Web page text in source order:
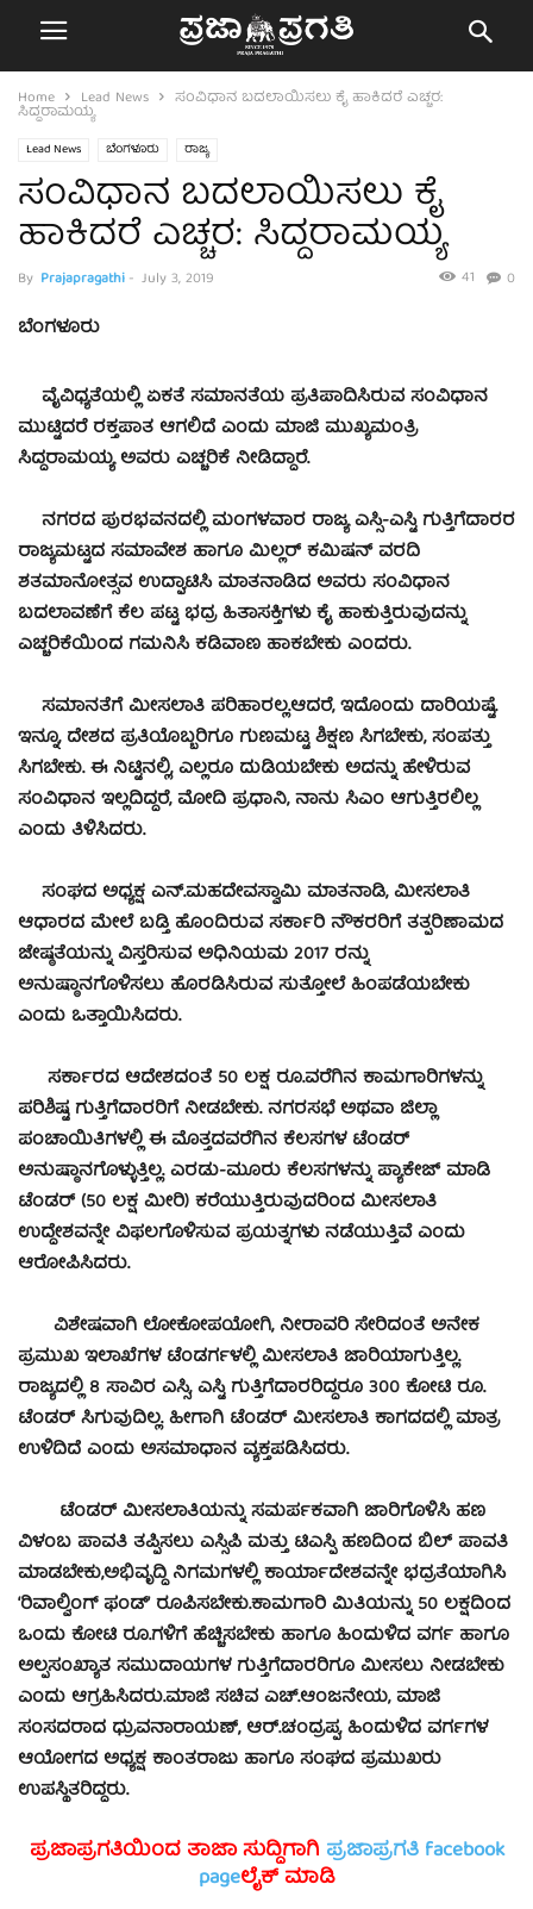
Home Lead News ಸಂವಿಧಾನ ಬದಲಾಯಿಸಲು ಕೈ ಹಾಕಿದರೆ ಎಚ್ಚರ:
ಸಿದ್ದರಾಮಯ್ಯ
Lead News ಬೆಂಗಳೂರು ರಾಜ್ಯ
ಸಂವಿಧಾನ ಬದಲಾಯಿಸಲು ಕೈ
ಹಾಕಿದರೆ ಎಚ್ಚರ: ಸಿದ್ದರಾಮಯ್ಯ
By Prajapragathi- July 3, 2019 0
41
ಬೆಂಗಳೂರು
ವೈವಿಧ್ಯತೆಯಲ್ಲಿ ಏಕತೆ ಸಮಾನತೆಯ ಪ್ರತಿಪಾದಿಸಿರುವ ಸಂವಿಧಾನ
ಮುಟ್ಟಿದರೆ ರಕ್ತಪಾತ ಆಗಲಿದೆ ಎಂದು ಮಾಜಿ ಮುಖ್ಯಮಂತ್ರಿ
ಸಿದ್ದರಾಮಯ್ಯ ಅವರು ಎಚ್ಚರಿಕೆ ನೀಡಿದ್ದಾರೆ.
ನಗರದ ಪುರಭವನದಲ್ಲಿ ಮಂಗಳವಾರ ರಾಜ್ಯ ಎಸ್ಸಿ-ಎಸ್ಟಿ ಗುತ್ತಿಗೆದಾರರ
ರಾಜ್ಯಮಟ್ಟದ ಸಮಾವೇಶ ಹಾಗೂ ಮಿಲ್ಲರ್ ಕಮಿಷನ್ ವರದಿ
ಶತಮಾನೋತ್ಸವ ಉದ್ಘಾಟಿಸಿ ಮಾತನಾಡಿದ ಅವರು ಸಂವಿಧಾನ
ಬದಲಾವಣೆಗೆ ಕೆಲ ಪಟ್ಟ ಭದ್ರ ಹಿತಾಸಕ್ತಿಗಳು ಕೈ ಹಾಕುತ್ತಿರುವುದನ್ನು
ಎಚ್ಚರಿಕೆಯಿಂದ ಗಮನಿಸಿ ಕಡಿವಾಣ ಹಾಕಬೇಕು ಎಂದರು.
ಸಮಾನತೆಗೆ ಮೀಸಲಾತಿ ಪರಿಹಾರಲ್ಲ.ಆದರೆ, ಇದೊಂದು ದಾರಿಯಷ್ಟೆ.
ಇನ್ನೂ, ದೇಶದ ಪ್ರತಿಯೊಬ್ಬರಿಗೂ ಗುಣಮಟ್ಟ ಶಿಕ್ಷಣ ಸಿಗಬೇಕು, ಸಂಪತ್ತು
ಸಿಗಬೇಕು. ಈ ನಿಟ್ಟಿನಲ್ಲಿ, ಎಲ್ಲರೂ ದುಡಿಯಬೇಕು ಅದನ್ನು ಹೇಳಿರುವ
ಸಂವಿಧಾನ ಇಲ್ಲದಿದ್ದರೆ, ಮೋದಿ ಪ್ರಧಾನಿ, ನಾನು ಸಿಎಂ ಆಗುತ್ತಿರಲಿಲ್ಲ
ಎಂದು ತಿಳಿಸಿದರು.
ಸಂಘದ ಅಧ್ಯಕ್ಷ ಎನ್.ಮಹದೇವಸ್ವಾಮಿ ಮಾತನಾಡಿ, ಮೀಸಲಾತಿ
ಆಧಾರದ ಮೇಲೆ ಬಡ್ತಿ ಹೊಂದಿರುವ ಸರ್ಕಾರಿ ನೌಕರರಿಗೆ ತತ್ಪರಿಣಾಮದ
ಜೇಷ್ಠತೆಯನ್ನು ವಿಸ್ತರಿಸುವ ಅಧಿನಿಯಮ 2017 ರನ್ನು
ಅನುಷ್ಠಾನಗೊಳಿಸಲು ಹೊರಡಿಸಿರುವ ಸುತ್ತೋಲೆ ಹಿಂಪಡೆಯಬೇಕು
ಎಂದು ಒತ್ತಾಯಿಸಿದರು.
ಸರ್ಕಾರದ ಆದೇಶದಂತೆ 50 ಲಕ್ಷ ರೂ.ವರೆಗಿನ ಕಾಮಗಾರಿಗಳನ್ನು
ಪರಿಶಿಷ್ಟ ಗುತ್ತಿಗೆದಾರರಿಗೆ ನೀಡಬೇಕು. ನಗರಸಭೆ ಅಥವಾ ಜಿಲ್ಲಾ
ಪಂಚಾಯಿತಿಗಳಲ್ಲಿ ಈ ಮೊತ್ತದವರೆಗಿನ ಕೆಲಸಗಳ ಟೆಂಡರ್
ಅನುಷ್ಠಾನಗೊಳ್ಳುತ್ತಿಲ್ಲ. ಎರಡು-ಮೂರು ಕೆಲಸಗಳನ್ನು ಪ್ಯಾಕೇಜ್ ಮಾಡಿ
ಟೆಂಡರ್ (50 ಲಕ್ಷ ಮೀರಿ) ಕರೆಯುತ್ತಿರುವುದರಿಂದ ಮೀಸಲಾತಿ
ಉದ್ದೇಶವನ್ನೇ ವಿಫಲಗೊಳಿಸುವ ಪ್ರಯತ್ನಗಳು ನಡೆಯುತ್ತಿವೆ ಎಂದು
ಆರೋಪಿಸಿದರು.
ವಿಶೇಷವಾಗಿ ಲೋಕೋಪಯೋಗಿ, ನೀರಾವರಿ ಸೇರಿದಂತೆ ಅನೇಕ
ಪ್ರಮುಖ ಇಲಾಖೆಗಳ ಟೆಂಡರ್ಗಳಲ್ಲಿ ಮೀಸಲಾತಿ ಜಾರಿಯಾಗುತ್ತಿಲ್ಲ.
ರಾಜ್ಯದಲ್ಲಿ 8 ಸಾವಿರ ಎಸ್ಸಿ, ಎಸ್ಟಿ ಗುತ್ತಿಗೆದಾರರಿದ್ದರೂ 300 ಕೋಟಿ ರೂ.
ಟೆಂಡರ್ ಸಿಗುವುದಿಲ್ಲ. ಹೀಗಾಗಿ ಟೆಂಡರ್ ಮೀಸಲಾತಿ ಕಾಗದದಲ್ಲಿ ಮಾತ್ರ
ಉಳಿದಿದೆ ಎಂದು ಅಸಮಾಧಾನ ವ್ಯಕ್ತಪಡಿಸಿದರು.
ಟೆಂಡರ್ ಮೀಸಲಾತಿಯನ್ನು ಸಮರ್ಪಕವಾಗಿ ಜಾರಿಗೊಳಿಸಿ ಹಣ
ವಿಳಂಬ ಪಾವತಿ ತಪ್ಪಿಸಲು ಎಸ್ಸಿಪಿ ಮತ್ತು ಟಿಎಸ್ಪಿ ಹಣದಿಂದ ಬಿಲ್ ಪಾವತಿ
ಮಾಡಬೇಕು,ಅಭಿವೃದ್ಧಿ ನಿಗಮಗಳಲ್ಲಿ ಕಾರ್ಯಾದೇಶವನ್ನೇ ಭದ್ರತೆಯಾಗಿಸಿ
‘ರಿವಾಲ್ವಿಂಗ್ ಫಂಡ್’ ರೂಪಿಸಬೇಕು.ಕಾಮಗಾರಿ ಮಿತಿಯನ್ನು 50 ಲಕ್ಷದಿಂದ
ಒಂದು ಕೋಟಿ ರೂ.ಗಳಿಗೆ ಹೆಚ್ಚಿಸಬೇಕು ಹಾಗೂ ಹಿಂದುಳಿದ ವರ್ಗ ಹಾಗೂ
ಅಲ್ಪಸಂಖ್ಯಾತ ಸಮುದಾಯಗಳ ಗುತ್ತಿಗೆದಾರರಿಗೂ ಮೀಸಲು ನೀಡಬೇಕು
ಎಂದು ಆಗ್ರಹಿಸಿದರು.ಮಾಜಿ ಸಚಿವ ಎಚ್.ಆಂಜನೇಯ, ಮಾಜಿ
ಸಂಸದರಾದ ಧ್ರುವನಾರಾಯಣ್, ಆರ್.ಚಂದ್ರಪ್ಪ, ಹಿಂದುಳಿದ ವರ್ಗಗಳ
ಆಯೋಗದ ಅಧ್ಯಕ್ಷ ಕಾಂತರಾಜು ಹಾಗೂ ಸಂಘದ ಪ್ರಮುಖರು
ಉಪಸ್ಥಿತರಿದ್ದರು.
ಪ್ರಜಾಪ್ರಗತಿಯಿಂದ ತಾಜಾ ಸುದ್ದಿಗಾಗಿ ಪ್ರಜಾಪ್ರಗತಿ facebook
pageಲೈಕ್ ಮಾಡಿ